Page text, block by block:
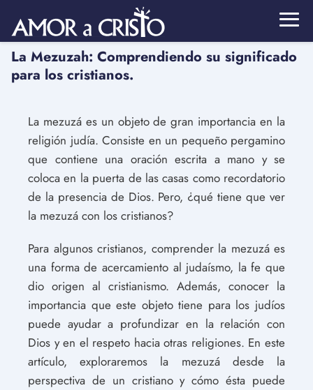
La Mezuzah: Comprendiendo su significado
para los cristianos.
La mezuzá es un objeto de gran importancia en la
religión judía. Consiste en un pequeño pergamino
que contiene una oración escrita a mano y se
coloca en la puerta de las casas como recordatorio
de la presencia de Dios. Pero, ¿qué tiene que ver
la mezuzá con los cristianos?
Para algunos cristianos, comprender la mezuzá es
una forma de acercamiento al judaísmo, la fe que
dio origen al cristianismo. Además, conocer la
importancia que este objeto tiene para los judíos
puede ayudar a profundizar en la relación con
Dios y en el respeto hacia otras religiones. En este
artículo, exploraremos la mezuzá desde la
perspectiva de un cristiano y cómo ésta puede